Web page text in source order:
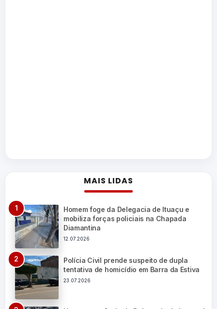
MAIS LIDAS
Homem foge da Delegacia de Ituaçu e
mobiliza forças policiais na Chapada
Diamantina
12.07.2026
Polícia Civil prende suspeito de dupla
tentativa de homicídio em Barra da Estiva
23.07.2026